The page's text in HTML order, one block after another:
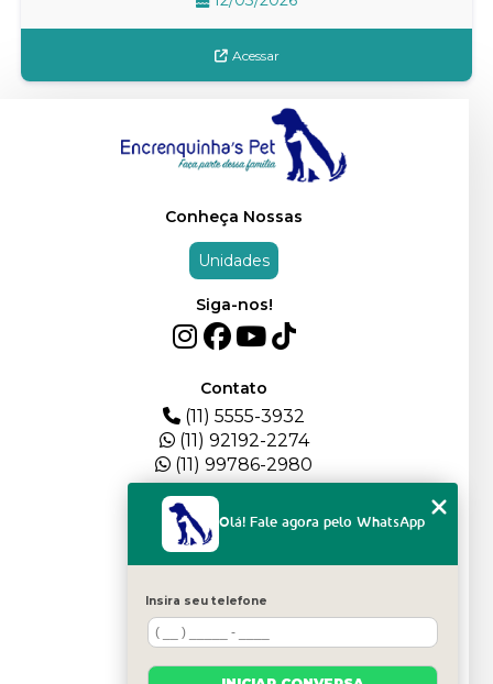
Acessar
Conheça Nossas
Unidades
Siga-nos!
Contato
(11) 5555-3932
(11) 92192-2274
(11) 99786-2980
QUEM SOMOS
PLANTEL
BLOG
SERVIÇOS
Olá! Fale agora pelo WhatsApp
Insira seu telefone